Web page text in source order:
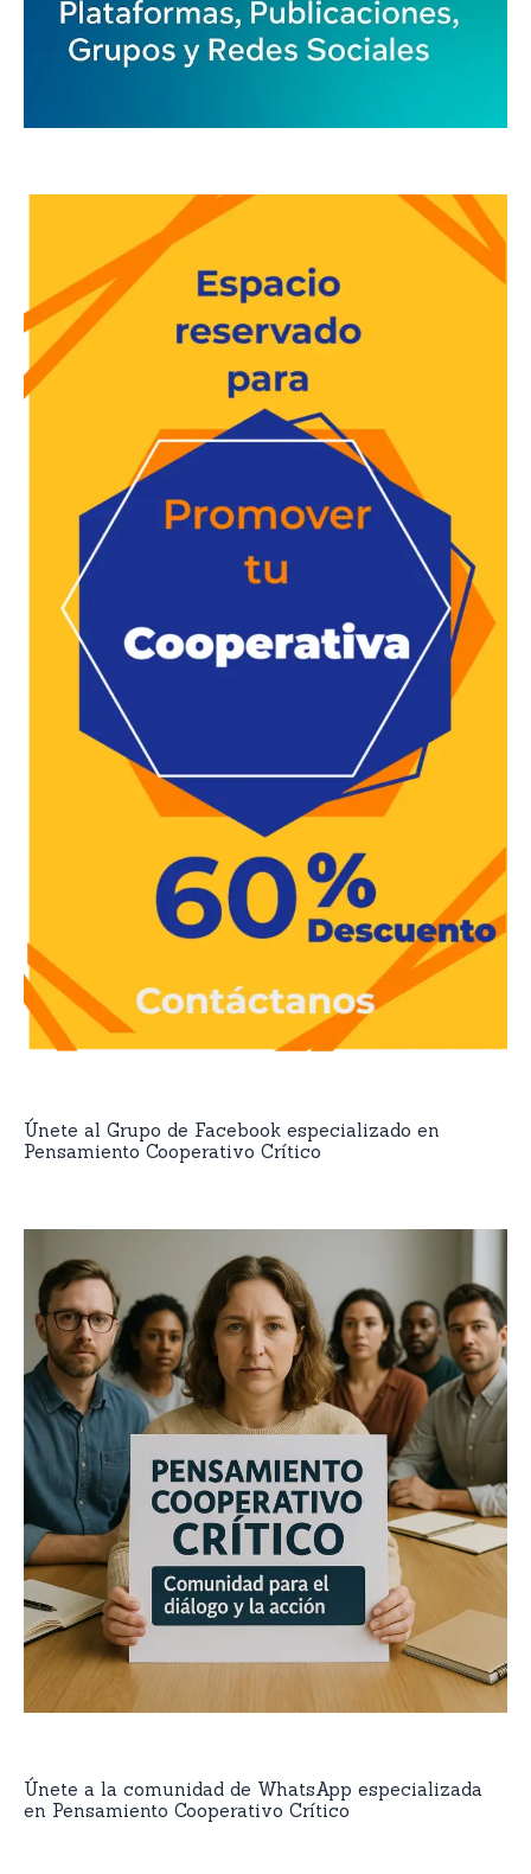
Únete al Grupo de Facebook especializado en
Pensamiento Cooperativo Crítico
Únete a la comunidad de WhatsApp especializada
en Pensamiento Cooperativo Crítico